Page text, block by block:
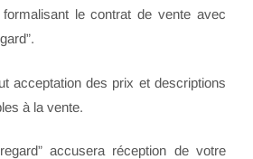
le contrat de vente avec
acceptation des prix et descriptions
à la vente.
accusera réception de votre